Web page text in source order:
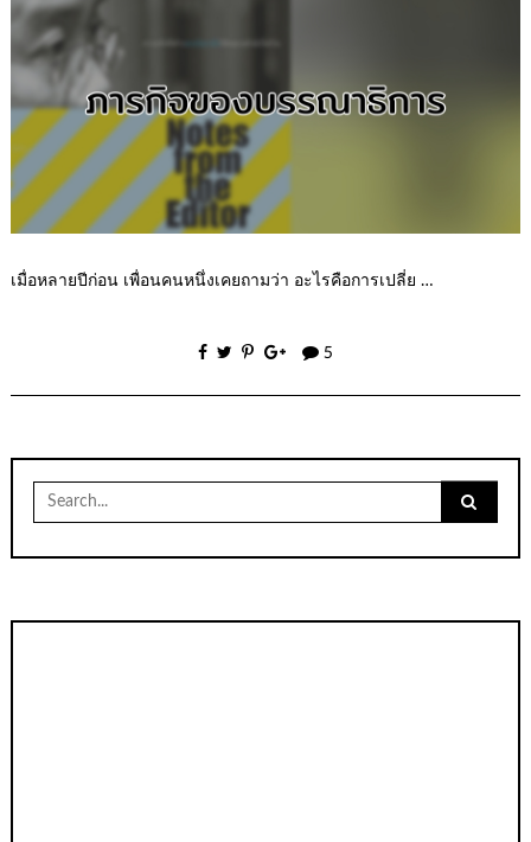
เมื่อหลายปีก่อน เพื่อนคนหนึ่งเคยถามว่า อะไรคือการเปลี่ย …
5
for: